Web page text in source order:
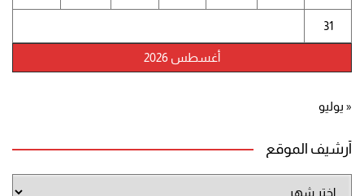
أغسطس 2026
31
« يوليو
أرشيف الموقع